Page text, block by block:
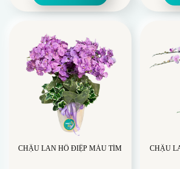
5.000.000.
CHẬU LAN HỒ ĐIỆP MÀU TÍM
CHẬU